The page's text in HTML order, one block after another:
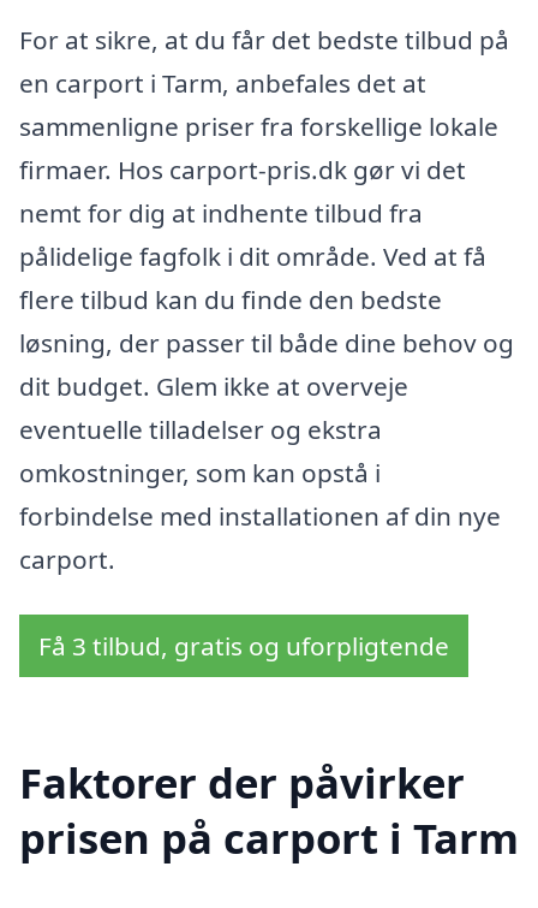
For at sikre, at du får det bedste tilbud på
en carport i Tarm, anbefales det at
sammenligne priser fra forskellige lokale
firmaer. Hos carport-pris.dk gør vi det
nemt for dig at indhente tilbud fra
pålidelige fagfolk i dit område. Ved at få
flere tilbud kan du finde den bedste
løsning, der passer til både dine behov og
dit budget. Glem ikke at overveje
eventuelle tilladelser og ekstra
omkostninger, som kan opstå i
forbindelse med installationen af din nye
carport.
Få 3 tilbud, gratis og uforpligtende
Faktorer der påvirker
prisen på carport i Tarm